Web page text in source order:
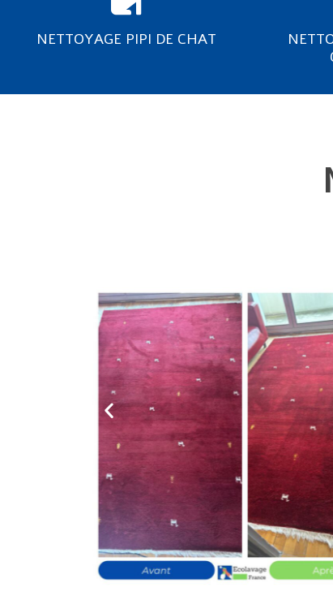
NETTOYAGE PIPI DE CHAT